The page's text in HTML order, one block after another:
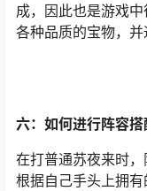
成，因此也是游戏
各种品质的宝物，并
六：如何进行阵容搭
在打普通苏夜来时
根据自己手头上拥